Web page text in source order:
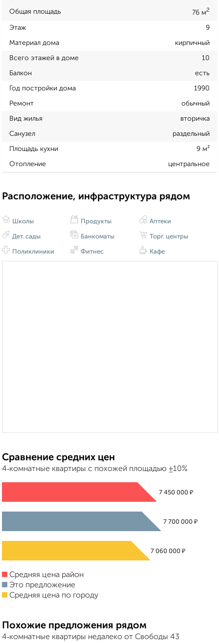
Общая площадь 76 м2
Этаж 9
Материал дома кирпичный
Всего этажей в доме 10
Балкон есть
Год постройки дома 1990
Ремонт обычный
Вид жилья вторичка
Санузел раздельный
Площадь кухни 9 м²
Отопление центральное
Расположение, инфраструктура рядом
Школы
Дет. сады
Поликлиники
Продукты
Банкоматы
Фитнес
Аптеки
Торг. центры
Кафе
Сравнение средних цен
4‑комнатные квартиры с похожей площадью ±10%
7 450 000₽
7 700 000 ₽
7 060 000 ₽
Средняя цена район
Это предложение
Средняя цена по городу
Похожие предложения рядом
4‑комнатные квартиры недалеко от Свободы 43